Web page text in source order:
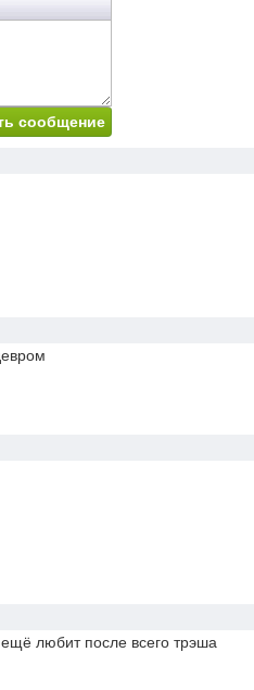
любит после всего трэша